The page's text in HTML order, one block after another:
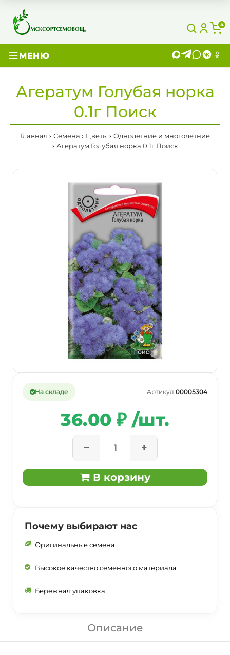
4
МЕНЮ
Агератум Голубая норка
0.1г Поиск
Главная Семена Цветы
Однолетние и многолетние
Агератум Голубая норка 0.1г Поиск
На складе Артикул:00005304
36.00 ₽ /шт.
В корзину
Почему выбирают нас
Оригинальные семена
Высокое качество семенного материала
Бережная упаковка
Описание